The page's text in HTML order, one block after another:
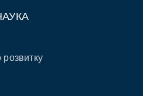
розвитку